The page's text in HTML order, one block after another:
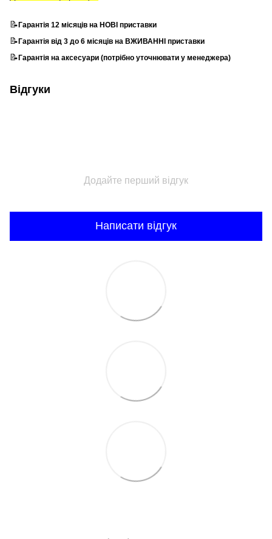
📝Гарантія 12 місяців на НОВІ приставки
📝Гарантія від 3 до 6 місяців на ВЖИВАННІ приставки
📝Гарантія на аксесуари (потрібно уточнювати у менеджера)
Відгуки
Додайте перший відгук
Написати відгук